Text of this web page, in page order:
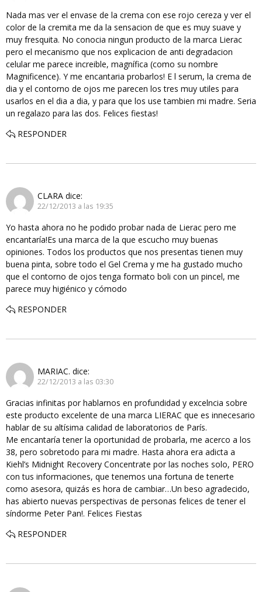
Nada mas ver el envase de la crema con ese rojo cereza y ver el
color de la cremita me da la sensacion de que es muy suave y
muy fresquita. No conocia ningun producto de la marca Lierac
pero el mecanismo que nos explicacion de anti degradacion
celular me parece increible, magnífica (como su nombre
Magnificence). Y me encantaria probarlos! E l serum, la crema de
dia y el contorno de ojos me parecen los tres muy utiles para
usarlos en el dia a dia, y para que los use tambien mi madre. Seria
un regalazo para las dos. Felices fiestas!
RESPONDER
CLARA dice:
22/12/2013 a las 19:35
Yo hasta ahora no he podido probar nada de Lierac pero me
encantaría!Es una marca de la que escucho muy buenas
opiniones. Todos los productos que nos presentas tienen muy
buena pinta, sobre todo el Gel Crema y me ha gustado mucho
que el contorno de ojos tenga formato boli con un pincel, me
parece muy higiénico y cómodo
RESPONDER
MARIAC. dice:
22/12/2013 a las 03:30
Gracias infinitas por hablarnos en profundidad y excelncia sobre
este producto excelente de una marca LIERAC que es innecesario
hablar de su altísima calidad de laboratorios de París.
Me encantaría tener la oportunidad de probarla, me acerco a los
38, pero sobretodo para mi madre. Hasta ahora era adicta a
Kiehl’s Midnight Recovery Concentrate por las noches solo, PERO
con tus informaciones, que tenemos una fortuna de tenerte
como asesora, quizás es hora de cambiar…Un beso agradecido,
has abierto nuevas perspectivas de personas felices de tener el
síndorme Peter Pan!. Felices Fiestas
RESPONDER